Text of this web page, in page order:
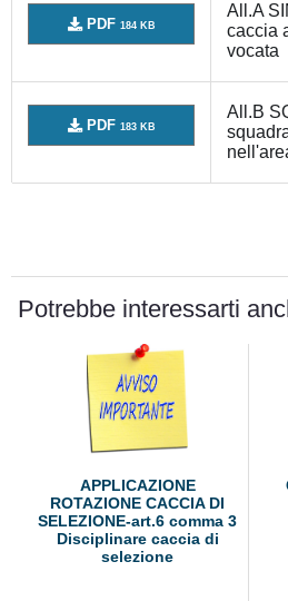
PDF 184 KB
All.A
caccia
vocata
PDF 183 KB
All.B
Potrebbe interessarti
APPLICAZIONE
ROTAZIONE CACCIA DI
SELEZIONE-art.6 comma 3
Disciplinare caccia di
selezione